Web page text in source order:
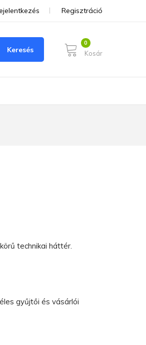
Regisztráció
Keresés Kosár
technikai háttér.
gyűjtői és vásárlói